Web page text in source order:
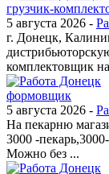
грузчик-
5 августа 2026 -
г. Донецк,
комплектовщик
формовщик
5 августа 2026 -
На пекарню
3000 -
Можно без ...